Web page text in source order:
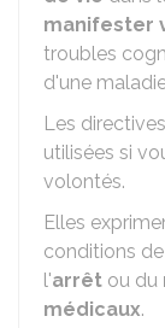
manifester
troubles
d'une
Les
utilisées si
volontés.
Elles
conditions
l'arrêt ou du
médicaux.